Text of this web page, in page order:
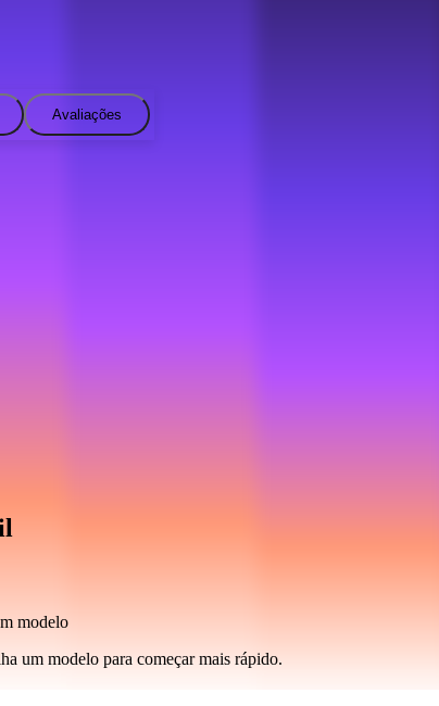
Avaliações
modelo
um modelo para começar mais rápido.